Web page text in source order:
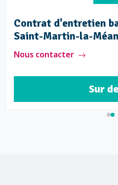
Contrat d'entretien
Saint-Martin-la-
Nous contacter
Sur